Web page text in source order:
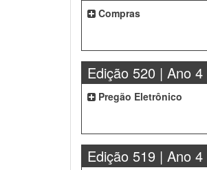
Compras
Edição 520 | Ano 4
Pregão Eletrônico
Edição 519 | Ano 4